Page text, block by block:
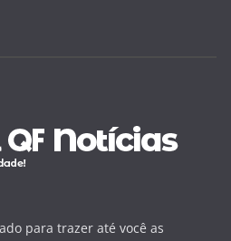
para trazer até você as